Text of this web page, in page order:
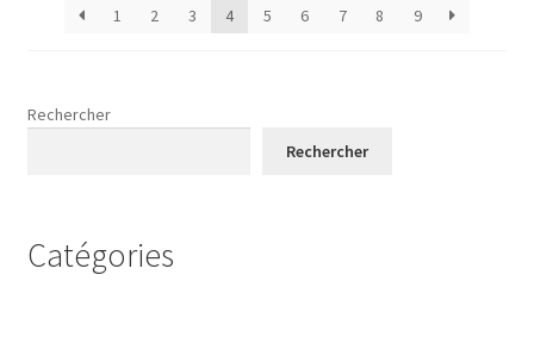
1 2 3 4 5 6 7 8 9
Rechercher
Rechercher
Catégories